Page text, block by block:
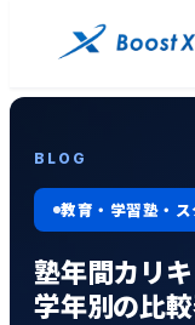
BLOG
教育・学習塾・
塾年間カリ
学年別の比